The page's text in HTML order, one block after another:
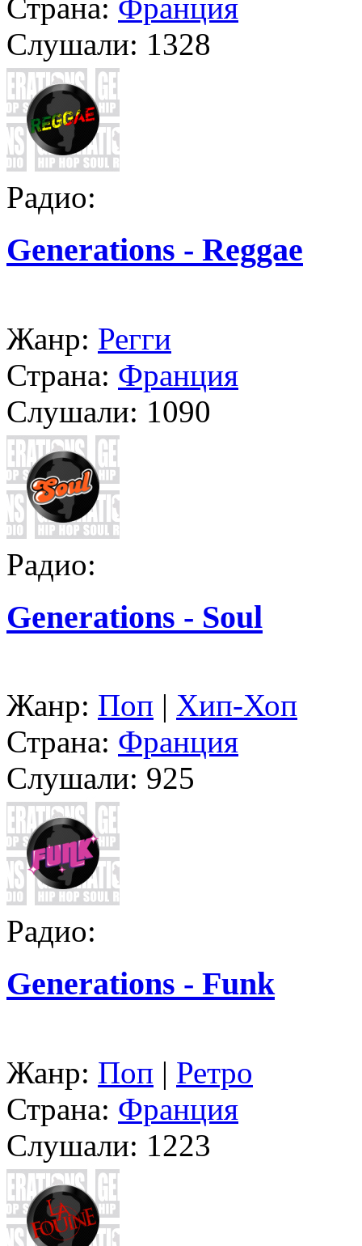
Страна: Франция
Слушали: 1328
Радио:
Generations - Reggae
Жанр: Регги
Страна: Франция
Слушали: 1090
Радио:
Generations - Soul
Жанр: Поп | Хип-Хоп
Страна: Франция
Слушали: 925
Радио:
Generations - Funk
Жанр: Поп | Ретро
Страна: Франция
Слушали: 1223